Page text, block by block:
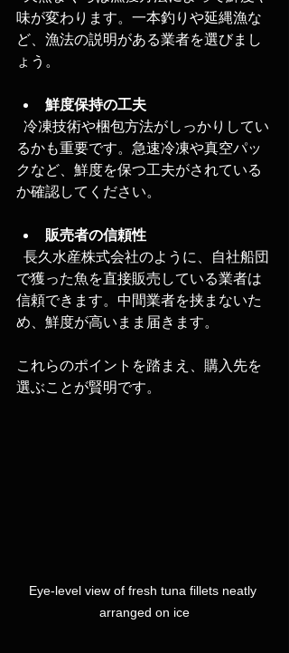
味が変わります。一本釣りや延縄漁な
ど、漁法の説明がある業者を選びまし
ょう。
鮮度保持の工夫
るかも重要です。急速冷凍や真空パッ
クなど、鮮度を保つ工夫がされている
か確認してください。
販売者の信頼性
で獲った魚を直接販売している業者は
信頼できます。中間業者を挟まないた
め、鮮度が高いまま届きます。
これらのポイントを踏まえ、購入先を
選ぶことが賢明です。
Eye-level view of fresh tuna fillets neatly
arranged on ice